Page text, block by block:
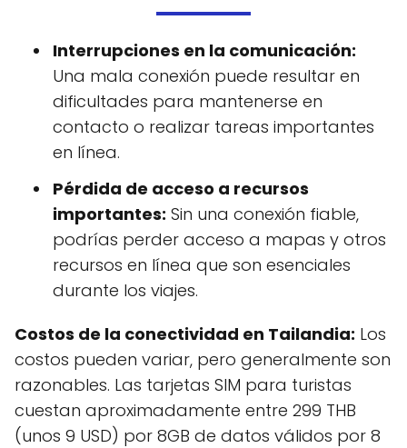
Interrupciones en la comunicación:
Una mala conexión puede resultar en
dificultades para mantenerse en
contacto o realizar tareas importantes
en línea.
Pérdida de acceso a recursos
importantes: Sin una conexión fiable,
podrías perder acceso a mapas y otros
recursos en línea que son esenciales
durante los viajes.
Costos de la conectividad en Tailandia: Los
costos pueden variar, pero generalmente son
razonables. Las tarjetas SIM para turistas
cuestan aproximadamente entre 299 THB
(unos 9 USD) por 8GB de datos válidos por 8